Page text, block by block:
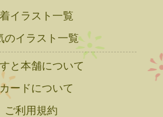
イラスト一覧
のイラスト一覧
と本舗について
ードについて
ご利用規約